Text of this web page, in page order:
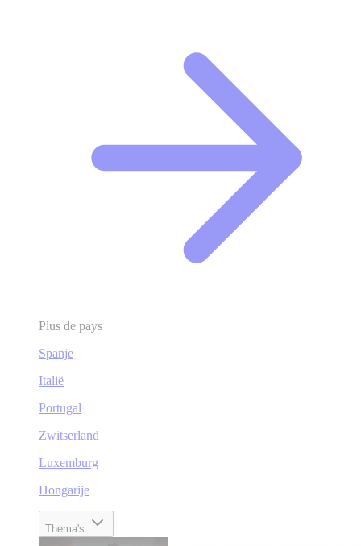
Plus de pays
Spanje
Italië
Portugal
Zwitserland
Luxemburg
Hongarije
Thema's